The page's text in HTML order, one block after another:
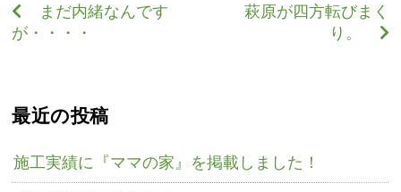
まだ内緒なんです
が・・・・
萩原が四方転びまく
り。
最近の投稿
施工実績に『ママの家』を掲載しました！